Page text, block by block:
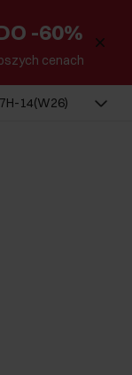
-60%
cenach
14(W26)